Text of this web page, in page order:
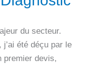
du secteur.
été déçu par le
premier devis,